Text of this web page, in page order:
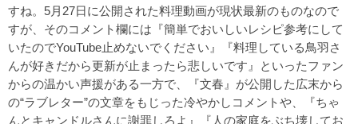
すね。5月27日に公開された料理動画が現状最新のものなので
すが、そのコメント欄には『簡単でおいしいレシピ参考にして
いたのでYouTube止めないでください』『料理している鳥羽さ
んが好きだから更新が止まったら悲しいです』といったファン
からの温かい声援がある一方で、『文春』が公開した広末から
の“ラブレター”の文章をもじった冷やかしコメントや、『ちゃ
んとキャンドルさんに謝罪しろよ』『人の家庭をぶち壊してお